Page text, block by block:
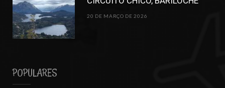
20 DE MARÇO DE 2026
POPULARES